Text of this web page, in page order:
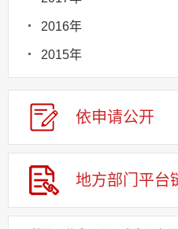
2016年
2015年
依申请公开
地方部门 平台